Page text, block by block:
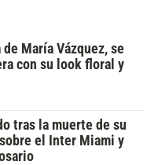
María Vázquez, se
con su look floral y
tras la muerte de su
el Inter Miami y